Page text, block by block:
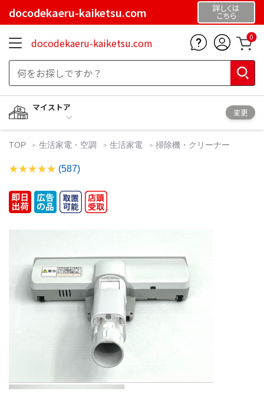
docodekaeru-kaiketsu.com 詳しくは
こちら
docodekaeru-kaiketsu.com 0
マイストア
変更
TOP 生活家電・空調 生活家電 掃除機・クリーナー
(587)